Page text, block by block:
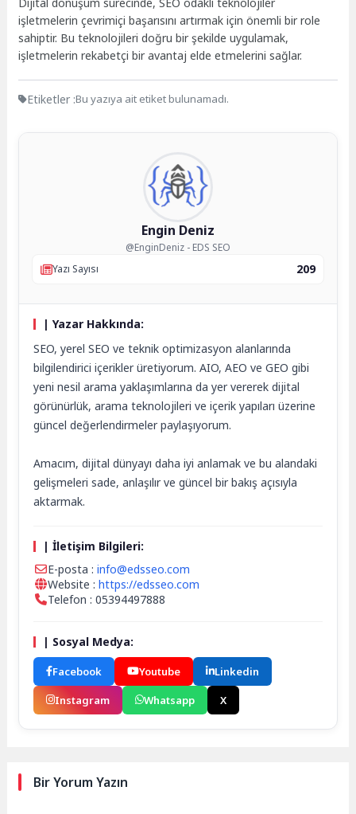
işletmelerin çevrimiçi başarısını artırmak için önemli bir role
sahiptir. Bu teknolojileri doğru bir şekilde uygulamak,
işletmelerin rekabetçi bir avantaj elde etmelerini sağlar.
Etiketler :Bu yazıya ait etiket bulunamadı.
Engin Deniz
@EnginDeniz - EDS SEO
Yazı Sayısı
209
| Yazar Hakkında:
SEO, yerel SEO ve teknik optimizasyon alanlarında
bilgilendirici içerikler üretiyorum. AIO, AEO ve GEO gibi
yeni nesil arama yaklaşımlarına da yer vererek dijital
görünürlük, arama teknolojileri ve içerik yapıları üzerine
güncel değerlendirmeler paylaşıyorum.
Amacım, dijital dünyayı daha iyi anlamak ve bu alandaki
gelişmeleri sade, anlaşılır ve güncel bir bakış açısıyla
aktarmak.
| İletişim Bilgileri:
E-posta :info@edsseo.com
Website :https://edsseo.com
Telefon : 05394497888
| Sosyal Medya:
Facebook Youtube
Linkedin
Instagram
Whatsapp X
Bir Yorum Yazın